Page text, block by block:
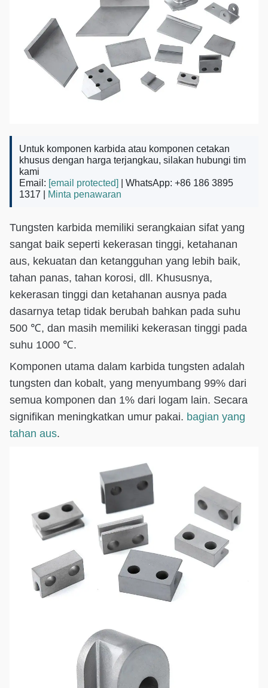
Untuk komponen karbida atau komponen cetakan
khusus dengan harga terjangkau, silakan hubungi tim
kami
Email: [email protected]
| WhatsApp: +86 186 3895
1317 |
Minta penawaran
Tungsten karbida memiliki serangkaian sifat yang
sangat baik seperti kekerasan tinggi, ketahanan
aus, kekuatan dan ketangguhan yang lebih baik,
tahan panas, tahan korosi, dll. Khususnya,
kekerasan tinggi dan ketahanan ausnya pada
dasarnya tetap tidak berubah bahkan pada suhu
500 ℃, dan masih memiliki kekerasan tinggi pada
suhu 1000 ℃.
Komponen utama dalam karbida tungsten adalah
tungsten dan kobalt, yang menyumbang 99% dari
semua komponen dan 1% dari logam lain. Secara
signifikan meningkatkan umur pakai. bagian yang
tahan aus.